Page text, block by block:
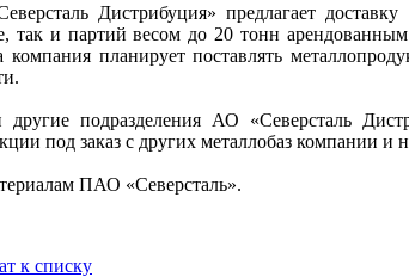
Дистрибуция» предлагает
так и партий весом до 20 тонн
компания планирует поставлять
подразделения АО «Северсталь
под заказ с других металлобаз компании
ПАО «Северсталь».
к списку